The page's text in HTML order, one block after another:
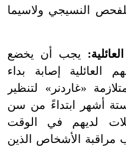
للفحص النسيجي ولاسيما
يجب أن يخضع
العائلية إصابة بداء
«غاردنر» لتنظير
أشهر ابتداءً من سن
لديهم في الوقت
مراقبة الأشخاص الذين